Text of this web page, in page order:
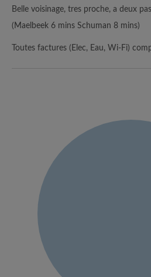
Belle voisinage, tres proche, a deux
(Maelbeek 6 mins Schuman 8 mins)
Toutes factures (Elec, Eau, Wi-Fi)